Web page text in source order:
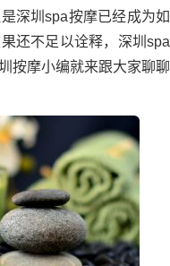
深圳spa按摩已经成为如
还不足以诠释，深圳spa
按摩小编就来跟大家聊聊